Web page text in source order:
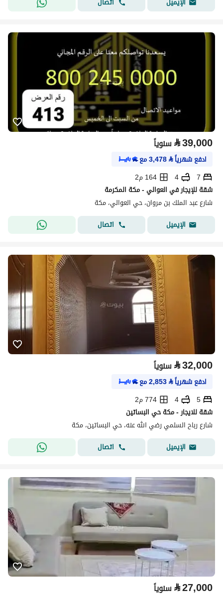
⃁39,000 سنوياً
ادفع شهرياً⃁
3,478مع
7
4
164 م2
شقة للإيجار في العوالي - مكة المكرمة
شارع عبد الملك بن مروان، حي العوالي، مكة
الإيميل
اتصال
⃁32,000 سنوياً
ادفع شهرياً⃁
2,853مع
5
4
774 م2
شقة للايجار - مكة حي البساتين
شارع رباح السلمي رضي الله عنه، حي البساتين، مكة
الإيميل
اتصال
⃁27,000 سنوياً